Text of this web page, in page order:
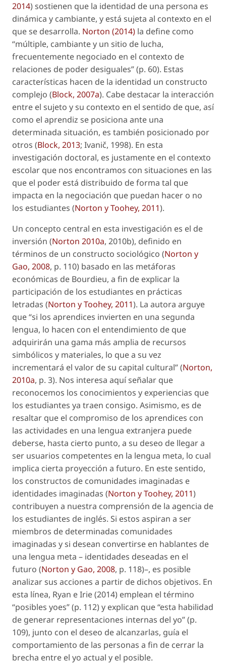
2014) sostienen que la identidad de una persona es
dinámica y cambiante, y está sujeta al contexto en el
que se desarrolla. Norton (2014) la define como
“múltiple, cambiante y un sitio de lucha,
frecuentemente negociado en el contexto de
relaciones de poder desiguales” (p. 60). Estas
características hacen de la identidad un constructo
complejo (Block, 2007a). Cabe destacar la interacción
entre el sujeto y su contexto en el sentido de que, así
como el aprendiz se posiciona ante una
determinada situación, es también posicionado por
otros (Block, 2013; Ivanič, 1998). En esta
investigación doctoral, es justamente en el contexto
escolar que nos encontramos con situaciones en las
que el poder está distribuido de forma tal que
impacta en la negociación que puedan hacer o no
los estudiantes (Norton y Toohey, 2011).
Un concepto central en esta investigación es el de
inversión (Norton 2010a, 2010b), definido en
términos de un constructo sociológico (Norton y
Gao, 2008, p. 110) basado en las metáforas
económicas de Bourdieu, a fin de explicar la
participación de los estudiantes en prácticas
letradas (Norton y Toohey, 2011). La autora arguye
que “si los aprendices invierten en una segunda
lengua, lo hacen con el entendimiento de que
adquirirán una gama más amplia de recursos
simbólicos y materiales, lo que a su vez
incrementará el valor de su capital cultural” (Norton,
2010a, p. 3). Nos interesa aquí señalar que
reconocemos los conocimientos y experiencias que
los estudiantes ya traen consigo. Asimismo, es de
resaltar que el compromiso de los aprendices con
las actividades en una lengua extranjera puede
deberse, hasta cierto punto, a su deseo de llegar a
ser usuarios competentes en la lengua meta, lo cual
implica cierta proyección a futuro. En este sentido,
los constructos de comunidades imaginadas e
identidades imaginadas (Norton y Toohey, 2011)
contribuyen a nuestra comprensión de la agencia de
los estudiantes de inglés. Si estos aspiran a ser
miembros de determinadas comunidades
imaginadas y si desean convertirse en hablantes de
una lengua meta – identidades deseadas en el
futuro (Norton y Gao, 2008, p. 118)–, es posible
analizar sus acciones a partir de dichos objetivos. En
esta línea, Ryan e Irie (2014) emplean el término
“posibles yoes” (p. 112) y explican que “esta habilidad
de generar representaciones internas del yo” (p.
109), junto con el deseo de alcanzarlas, guía el
comportamiento de las personas a fin de cerrar la
brecha entre el yo actual y el posible.